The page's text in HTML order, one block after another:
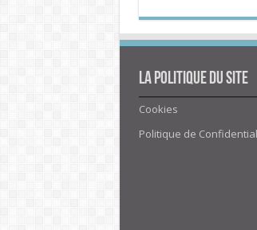
La politique du site
Cookies
Politique de